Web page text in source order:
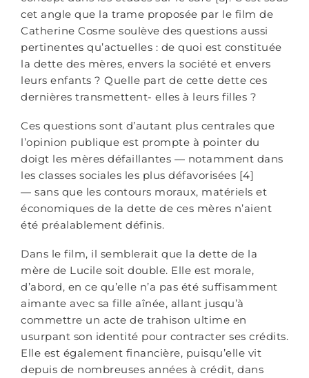
cet angle que la trame proposée par le film de
Catherine Cosme soulève des questions aussi
pertinentes qu’actuelles : de quoi est constituée
la dette des mères, envers la société et envers
leurs enfants ? Quelle part de cette dette ces
dernières transmettent- elles à leurs filles ?
Ces questions sont d’autant plus centrales que
l’opinion publique est prompte à pointer du
doigt les mères défaillantes — notamment dans
les classes sociales les plus défavorisées [4]
— sans que les contours moraux, matériels et
économiques de la dette de ces mères n’aient
été préalablement définis.
Dans le film, il semblerait que la dette de la
mère de Lucile soit double. Elle est morale,
d’abord, en ce qu’elle n’a pas été suffisamment
aimante avec sa fille aînée, allant jusqu’à
commettre un acte de trahison ultime en
usurpant son identité pour contracter ses crédits.
Elle est également financière, puisqu’elle vit
depuis de nombreuses années à crédit, dans